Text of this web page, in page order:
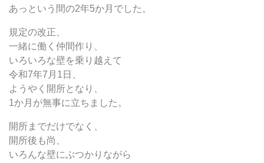
あっという間の2年5か月でした。
規定の改正、
一緒に働く仲間作り、
いろいろな壁を乗り越えて
令和7年7月1日、
ようやく開所となり、
1か月が無事に立ちました。
開所までだけでなく、
開所後も尚、
いろんな壁にぶつかりながら